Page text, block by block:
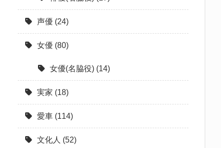
声優 (24)
女優 (80)
女優(名脇役) (14)
実家 (18)
愛車 (114)
文化人 (52)